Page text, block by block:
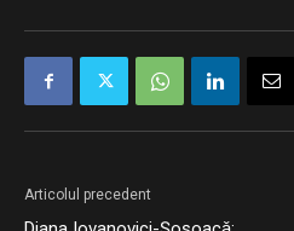
Articolul precedent